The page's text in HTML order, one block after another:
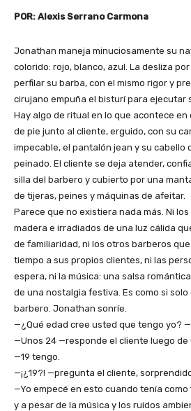
POR: Alexis Serrano Carmona
Jonathan maneja minuciosamente su
colorido: rojo, blanco, azul. La desliza
perfilar su barba, con el mismo rigor y
cirujano empuña el bisturí para ejecutar
Hay algo de ritual en lo que acontece
de pie junto al cliente, erguido, con su
impecable, el pantalón jean y su cabello
peinado. El cliente se deja atender,
silla del barbero y cubierto por una
de tijeras, peines y máquinas de afeitar.
Parece que no existiera nada más. Ni
madera e irradiados de una luz cálida
de familiaridad, ni los otros barberos
tiempo a sus propios clientes, ni las
espera, ni la música: una salsa
de una nostalgia festiva. Es como si
barbero. Jonathan sonríe.
—¿Qué edad cree usted que tengo yo?
—Unos 24 —responde el cliente luego de
—19 tengo.
—¡¿19?! —pregunta el cliente,
—Yo empecé en esto cuando tenía
y a pesar de la música y los ruidos